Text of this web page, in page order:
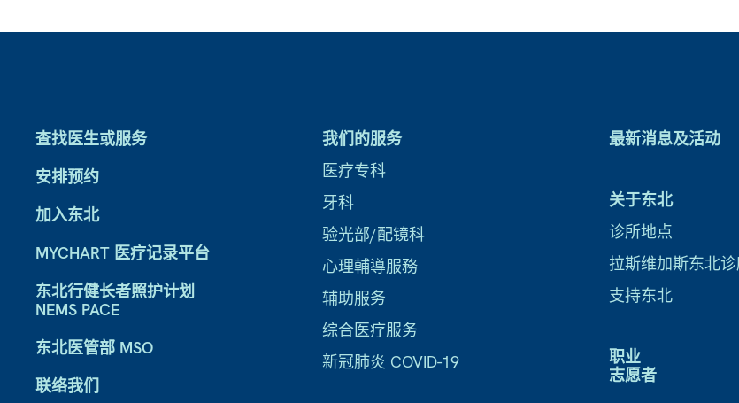
查找医生或服务
安排预约
加入东北
MYCHART 医疗记录平台
东北行健长者照护计划
NEMS PACE
东北医管部 MSO
联络我们
我们的服务
医疗专科
牙科
验光部/配镜科
心理輔導服務
辅助服务
综合医疗服务
新冠肺炎 COVID-19
最新消息及活动
关于东北
诊所地点
拉斯维加斯东北
支持东北
职业
志愿者